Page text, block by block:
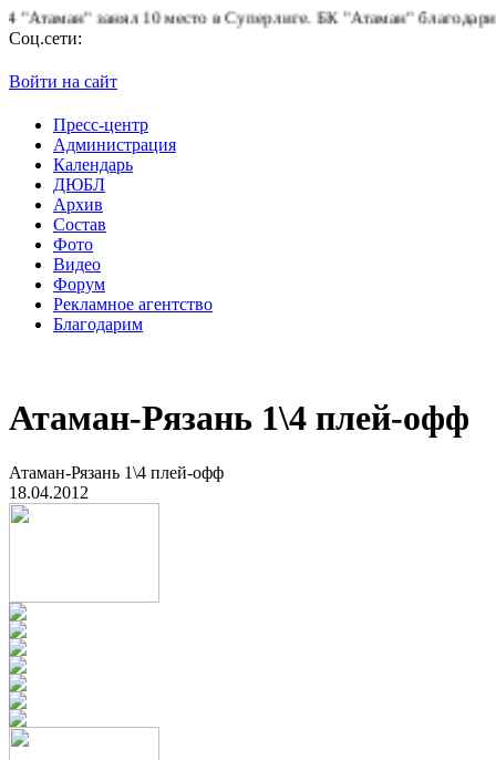
занял 10 место в Суперлиге.БК "Атаман" благодарит
Соц.сети:
Войти на сайт
Пресс-центр
Администрация
Календарь
ДЮБЛ
Архив
Состав
Фото
Видео
Форум
Рекламное агентство
Благодарим
Атаман-Рязань 1\4 плей-офф
Атаман-Рязань 1\4 плей-офф
18.04.2012